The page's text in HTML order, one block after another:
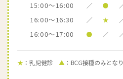
15:00～16:00 ／ ●
16:00～16:30 ／ ★
16:00～17:00 ● ／
★：乳児健診 ▲ ：BCG接種のみとな